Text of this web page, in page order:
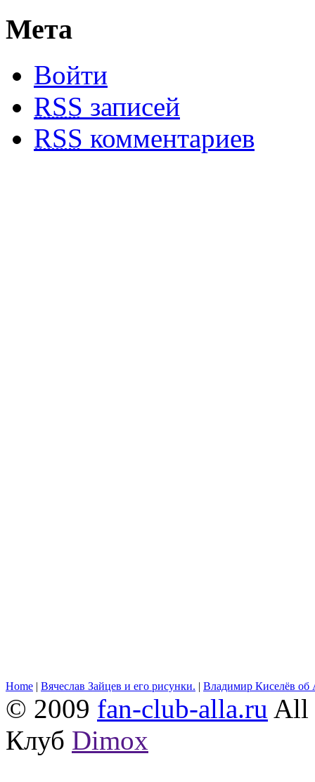
Мета
Войти
RSS записей
RSS комментариев
Home | Вячеслав Зайцев и его рисунки. | Владимир Киселёв об
© 2009 fan-club-alla.ru All
Клуб Dimox